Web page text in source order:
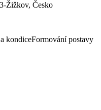
Žižkov, Česko
kondiceFormování postavy